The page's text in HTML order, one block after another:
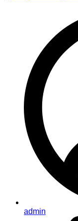
admin